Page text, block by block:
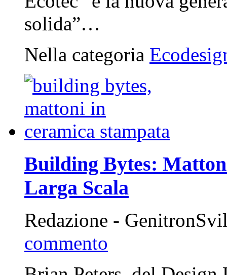
solida”…
Nella categoria
Building Bytes:
Larga Scala
Redazione -
commento